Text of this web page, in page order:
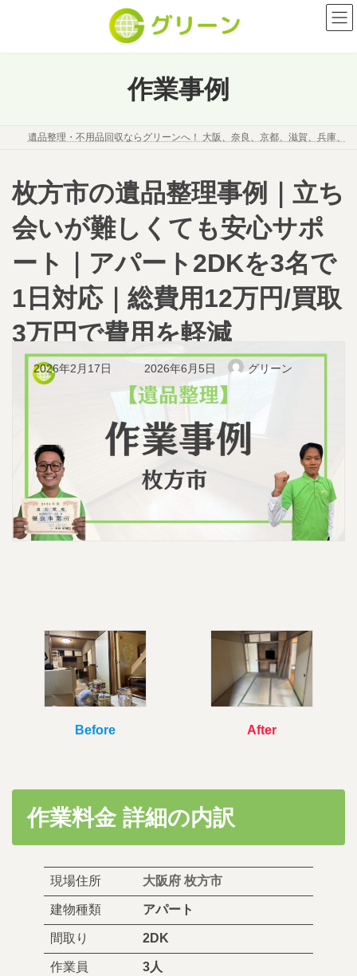
ン
ー
作業事例
遺品整理・不用品回収ならグリーンへ！ 大阪、奈良、京都、滋賀、兵庫、
枚方市の遺品整理事例｜立ち
会いが難しくても安心サポ
ート｜アパート2DKを3名で
1日対応｜総費用12万円/買取
3万円で費用を軽減
2026年2月17日
最
更
新
日
時
:
2026年6月5日 グリーン
Before After
作業料金 詳細の内訳
現場住所 大阪府 枚方市
建物種類 アパート
間取り 2DK
作業員 3人